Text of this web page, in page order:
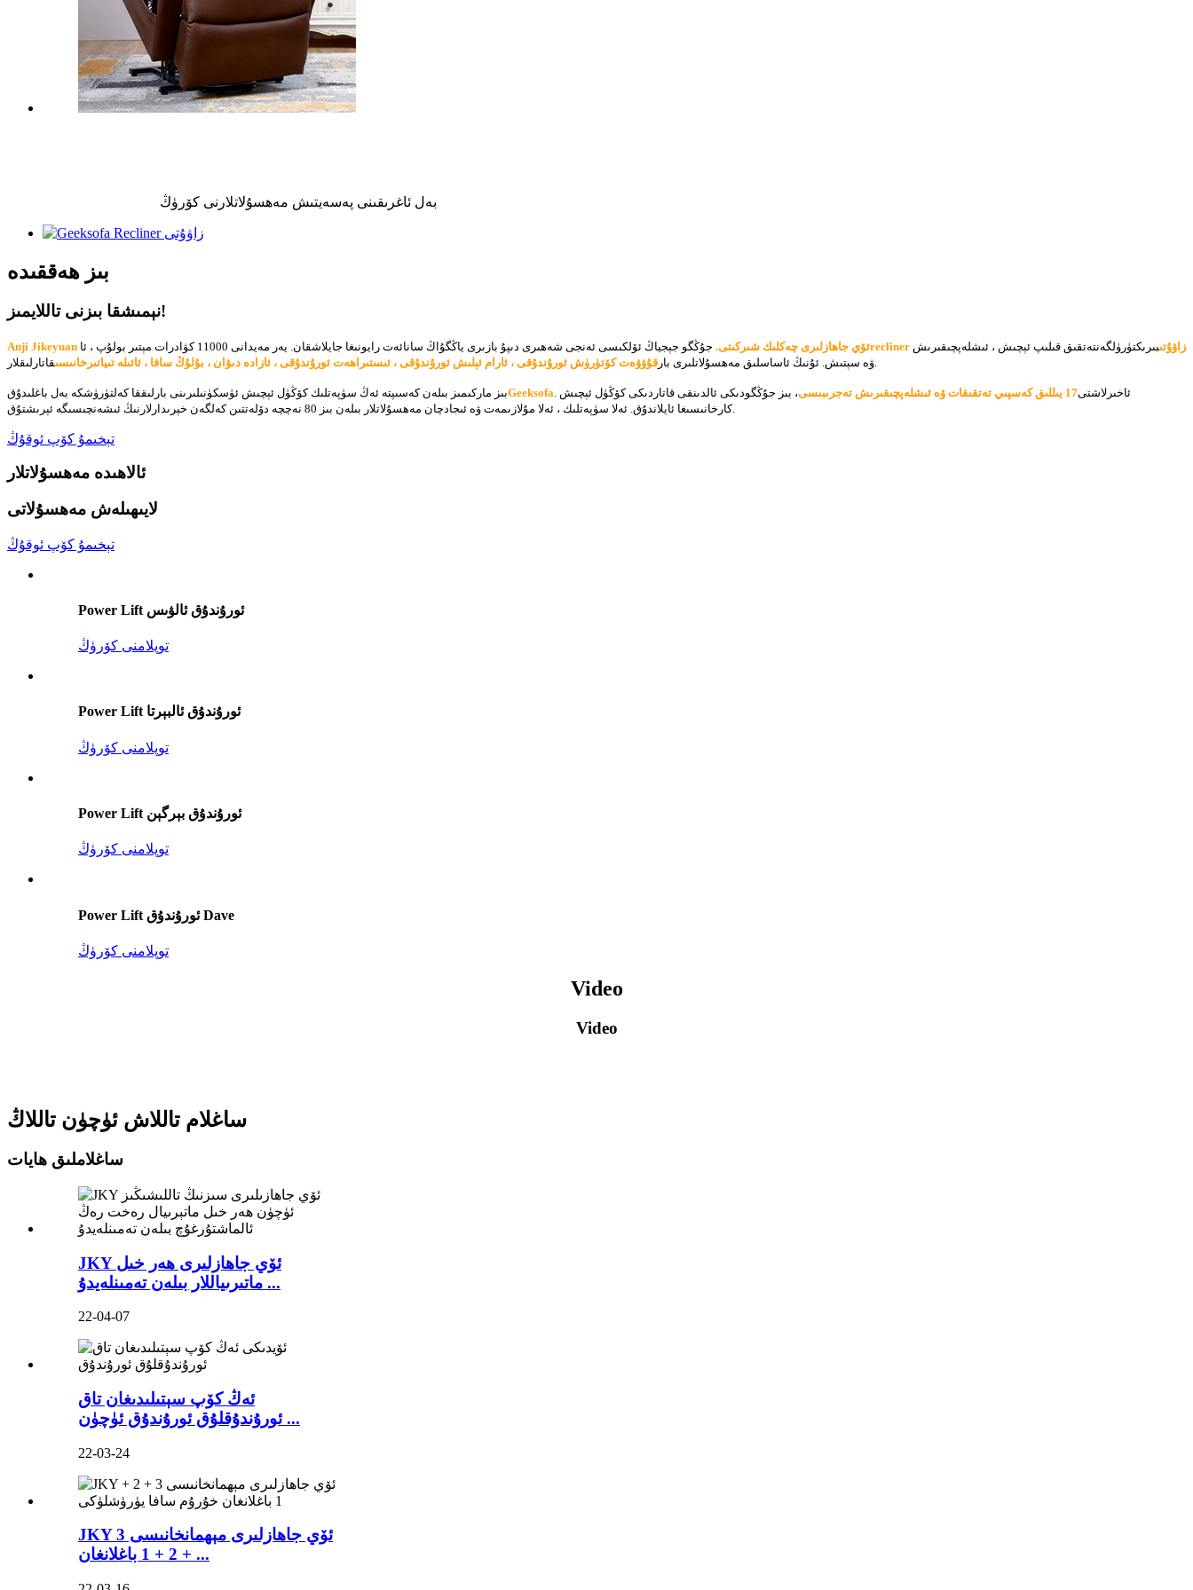
بەل ئاغرىقىنى پەسەيتىش مەھسۇلاتلارنى كۆرۈڭ
بىز ھەققىدە
نېمىشقا بىزنى تاللايمىز!
Anji Jikeyuan ئۆي جاھازلىرى چەكلىك شىركىتى. جۇڭگو جېجياڭ ئۆلكىسى ئەنجى شەھىرى دىپۇ بازىرى ياڭگۇاڭ سانائەت رايونىغا جايلاشقان. يەر مەيدانى 11000 كۋادرات مېتىر بولۇپ ، ئا recliner زاۋۇتىبىرىكتۈرۈلگەنتەتقىق قىلىپ ئېچىش ، ئىشلەپچىقىرىش
ۋە سېتىش . ئۇنىڭ ئاساسلىق مەھسۇلاتلىرى بار قۇۋۋەت كۆتۈرۈش ئورۇندۇقى ، ئارام ئېلىش ئورۇندۇقى ، ئىستىراھەت ئورۇندۇقى ، ئازادە دىۋان ، بۇلۇڭ سافا ، ئائىلە تىياتىرخانىسى
بىز ماركىمىز بىلەن كەسىپتە ئەڭ سۈپەتلىك كۆڭۈل ئېچىش ئۈسكۈنىلىرىنى بارلىققا كەلتۈرۈشكە بەل باغلىدۇقGeeksofa . ئاخىرلاشتى17 يىللىق كەسپىي تەتقىقات ۋە ئىشلەپچىقىرىش تەجرىبىسى
، بىز جۇڭگودىكى ئالدىنقى قاتاردىكى كۆڭۈل ئېچىش
كارخانىسىغا ئايلاندۇق. ئەلا سۈپەتلىك ، ئەلا مۇلازىمەت ۋە ئىجادچان مەھسۇلاتلار بىلەن بىز 80 نەچچە دۆلەتتىن كەلگەن خېرىدارلارنىڭ ئىشەنچىسىگە ئېرىشتۇق.
تېخىمۇ كۆپ ئوقۇڭ
ئالاھىدە مەھسۇلاتلار
لايىھىلەش مەھسۇلاتى
تېخىمۇ كۆپ ئوقۇڭ
Power Lift ئورۇندۇق ئالۋىس
توپلامنى كۆرۈڭ
Power Lift ئورۇندۇق ئالبېرتا
توپلامنى كۆرۈڭ
Power Lift ئورۇندۇق بېرگېن
توپلامنى كۆرۈڭ
Power Lift ئورۇندۇق Dave
توپلامنى كۆرۈڭ
Video
Video
ساغلام تاللاش ئۈچۈن تاللاڭ
ساغلاملىق ھايات
JKY ئۆي جاھازلىرى ھەر خىل
ماتىرىياللار بىلەن تەمىنلەيدۇ ...
22-04-07
ئەڭ كۆپ سېتىلىدىغان تاق
ئورۇندۇقلۇق ئورۇندۇق ئۈچۈن ...
22-03-24
JKY ئۆي جاھازلىرى مېھمانخانىسى 3
+ 2 + 1 باغلانغان ...